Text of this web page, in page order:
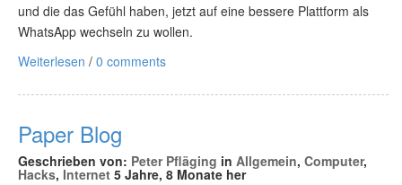
und die das Gefühl haben, jetzt auf eine bessere Plattform als
WhatsApp wechseln zu wollen.
Weiterlesen / 0 comments
Paper Blog
Geschrieben von: Peter Pfläging in Allgemein, Computer,
Hacks, Internet 5 Jahre, 8 Monate her